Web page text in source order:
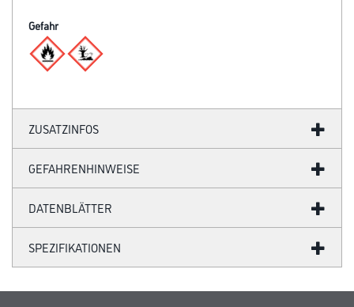
Gefahr
ZUSATZINFOS
GEFAHRENHINWEISE
DATENBLÄTTER
SPEZIFIKATIONEN